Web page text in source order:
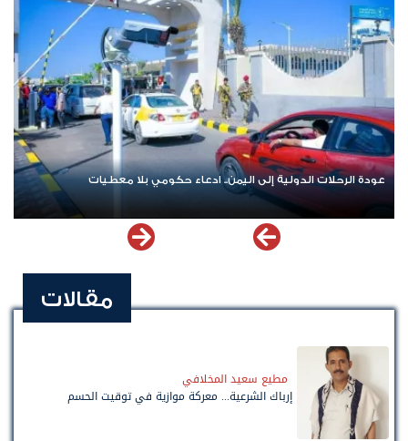
عودة الرحلات الدولية إلى اليمن.. ادعاء حكومي بلا معطيات
مقالات
مطيع سعيد المخلافي
إرباك الشرعية... معركة موازية في توقيت الحسم